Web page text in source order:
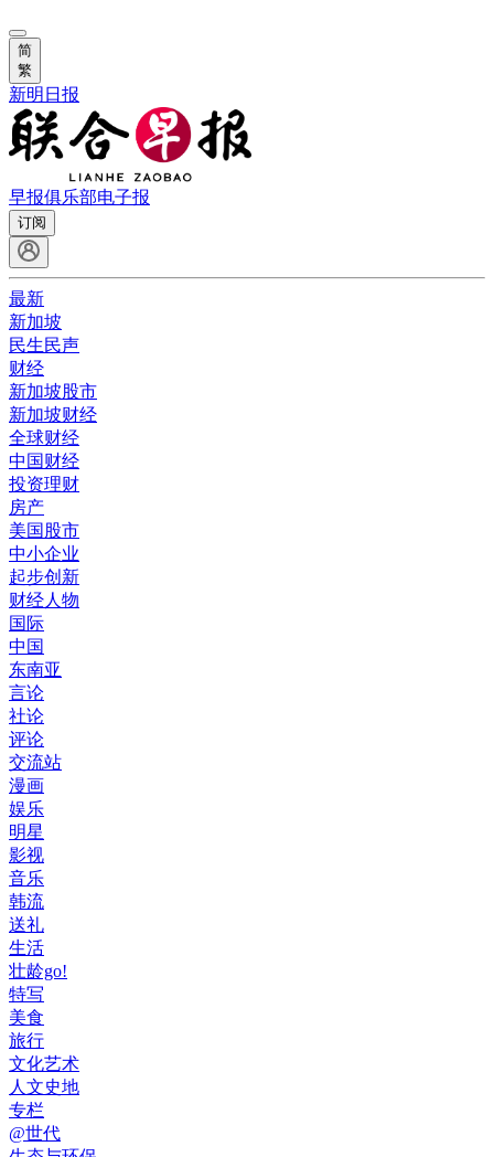
简
繁
新明日报
早报俱乐部电子报
订阅
最新
新加坡
民生民声
财经
新加坡股市
新加坡财经
全球财经
中国财经
投资理财
房产
美国股市
中小企业
起步创新
财经人物
国际
中国
东南亚
言论
社论
评论
交流站
漫画
娱乐
明星
影视
音乐
韩流
送礼
生活
壮龄go!
特写
美食
旅行
文化艺术
人文史地
专栏
@世代